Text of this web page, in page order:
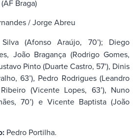
Braga)
/ Jorge Abreu
(Afonso Araújo, 70’); Diego
João Bragança (Rodrigo Gomes,
Pinto (Duarte Castro, 57’), Dinis
63’), Pedro Rodrigues (Leandro
(Vicente Lopes, 63’), Nuno
70’) e Vicente Baptista (João
Pedro Portilha.